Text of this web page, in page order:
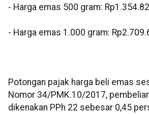
‎- ⁠Harga emas 500 gram:
‎- ⁠Harga emas 1.000 gram:
‎‎Potongan pajak harga beli emas
Nomor 34/PMK.10/2017,
dikenakan PPh 22 sebesar 0,45